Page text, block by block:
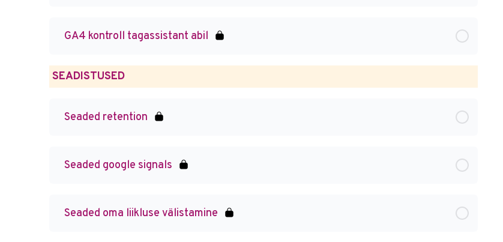
GA4 kontroll tagassistant abil
SEADISTUSED
Seaded retention
Seaded google signals
Seaded oma liikluse välistamine